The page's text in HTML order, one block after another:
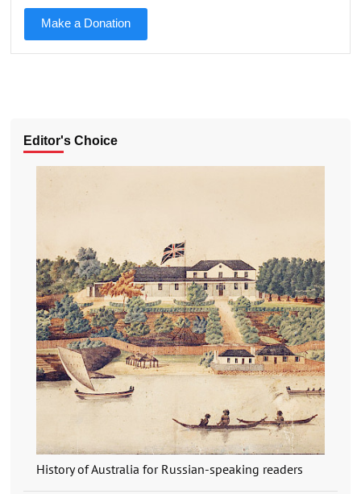
Make a Donation
Editor's Choice
History of Australia for Russian-speaking readers